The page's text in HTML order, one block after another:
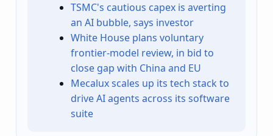
TSMC's cautious capex is averting
an AI bubble, says investor
White House plans voluntary
frontier-model review, in bid to
close gap with China and EU
Mecalux scales up its tech stack to
drive AI agents across its software
suite